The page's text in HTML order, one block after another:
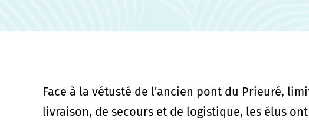
Face à la vétusté de l'ancien pont du Prieuré,
livraison, de secours et de logistique, les élus